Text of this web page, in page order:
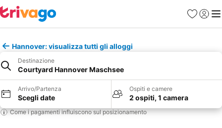
PreferitiAccedi
Hannover: visualizza tutti gli alloggi
Destinazione
Courtyard Hannover Maschsee
Arrivo/Partenza
Scegli date
Ospiti e camere
2 ospiti, 1 camera
Come i pagamenti influiscono sul posizionamento